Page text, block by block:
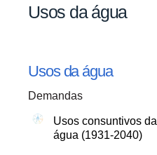
Usos da água
Usos da água
Demandas
Usos consuntivos da
água (1931-2040)